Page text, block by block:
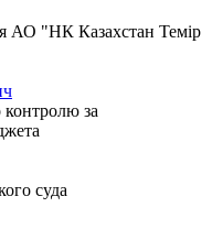
АО "НК Казахстан Темiр
контролю за
суда